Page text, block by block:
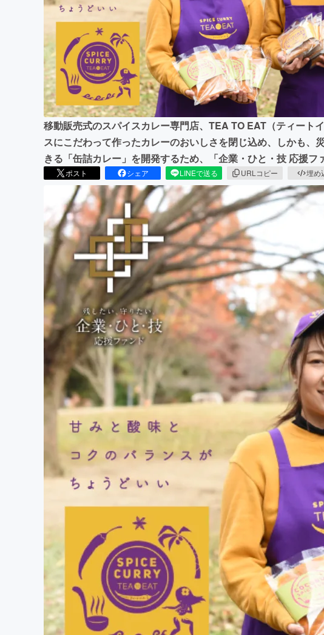
移動販売式のスパイスカレー専門店、TEA TO EAT（ティート
スにこだわって作ったカレーのおいしさを閉じ込め、しかも、
きる「缶詰カレー」を開発するため、「企業・ひと・技 応援フ
ポスト シェア LINEで送る URLコピー 埋め